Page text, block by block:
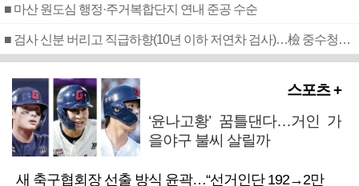
■ 마산 원도심 행정·주거복합단지 연내 준공 수순
■ 검사 신분 버리고 직급하향(10년 이하 저연차 검사)…檢 중수청행 기피
스포츠 +
‘윤나고황’ 꿈틀댄다…거인 가
을야구 불씨 살릴까
새 축구협회장 선출 방식 윤곽…“선거인단 192→2만